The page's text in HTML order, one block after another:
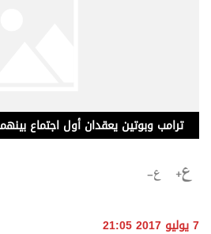
ترامب وبوتين يعقدان أول اجتماع بينهما
7 يوليو 2017 21:05